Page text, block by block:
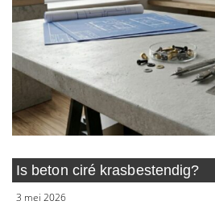
Is beton ciré krasbestendig?
3 mei 2026